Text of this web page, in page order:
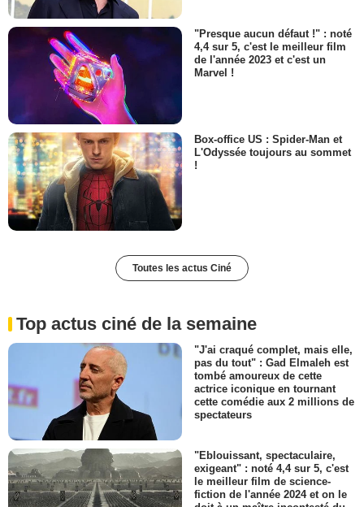
"Presque aucun défaut !" : noté
4,4 sur 5, c'est le meilleur film
de l'année 2023 et c'est un
Marvel !
Box-office US : Spider-Man et
L'Odyssée toujours au sommet
!
Toutes les actus Ciné
Top actus ciné de la semaine
"J'ai craqué complet, mais elle,
pas du tout" : Gad Elmaleh est
tombé amoureux de cette
actrice iconique en tournant
cette comédie aux 2 millions de
spectateurs
"Eblouissant, spectaculaire,
exigeant" : noté 4,4 sur 5, c'est
le meilleur film de science-
fiction de l'année 2024 et on le